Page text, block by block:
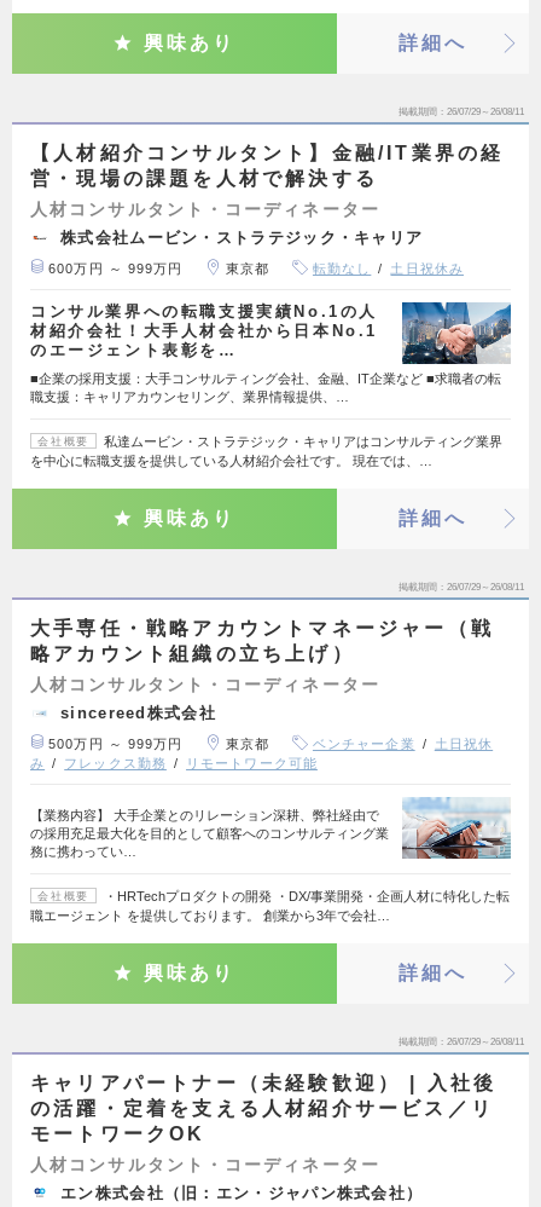
興味あり 詳細へ
掲載期間 26/07/29～26/08/11
【人材紹介コンサルタント】金融/IT業界の経
営・現場の課題を人材で解決する
人材コンサルタント・コーディネーター
株式会社ムービン・ストラテジック・キャリア
600万円 ～ 999万円 東京都 転勤なし 土日祝休み
コンサル業界への転職支援実績No.1の人
材紹介会社！大手人材会社から日本No.1
のエージェント表彰を…
■企業の採用支援：大手コンサルティング会社、金融、IT企業など ■求職者の転
職支援：キャリアカウンセリング、業界情報提供、…
会社概要
私達ムービン・ストラテジック・キャリアはコンサルティング業界
を中心に転職支援を提供している人材紹介会社です。 現在では、…
興味あり 詳細へ
掲載期間 26/07/29～26/08/11
大手専任・戦略アカウントマネージャー（戦
略アカウント組織の立ち上げ）
人材コンサルタント・コーディネーター
sincereed株式会社
500万円 ～ 999万円 東京都 ベンチャー企業
土日祝休
み
フレックス勤務 リモートワーク可能
【業務内容】 大手企業とのリレーション深耕、弊社経由で
の採用充足最大化を目的として顧客へのコンサルティング業
務に携わってい…
会社概要
・HRTechプロダクトの開発 ・DX/事業開発・企画人材に特化した転
職エージェント を提供しております。 創業から3年で会社…
興味あり 詳細へ
掲載期間 26/07/29～26/08/11
キャリアパートナー（未経験歓迎） | 入社後
の活躍・定着を支える人材紹介サービス／リ
モートワークOK
人材コンサルタント・コーディネーター
エン株式会社（旧：エン・ジャパン株式会社）